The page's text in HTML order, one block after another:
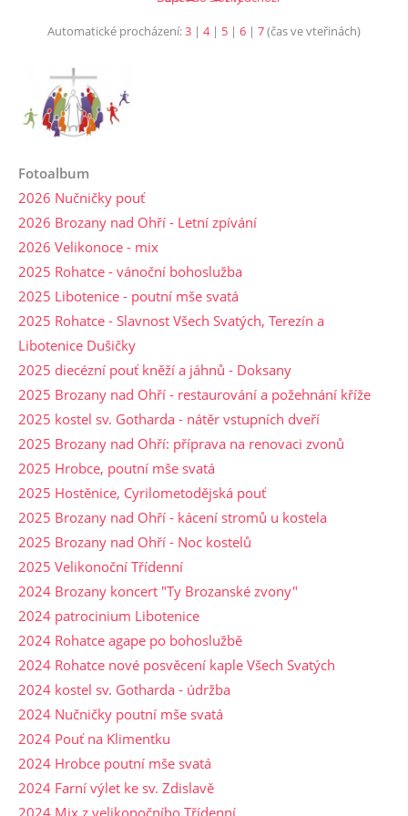
Automatické procházení:3 | 4| 5 | 6 | 7(čas ve vteřinách)
Fotoalbum
2026 Nučničky pouť
2026 Brozany nad Ohří - Letní zpívání
2026 Velikonoce - mix
2025 Rohatce - vánoční bohoslužba
2025 Libotenice - poutní mše svatá
2025 Rohatce - Slavnost Všech Svatých, Terezín a
Libotenice Dušičky
2025 diecézní pouť kněží a jáhnů - Doksany
2025 Brozany nad Ohří - restaurování a požehnání kříže
2025 kostel sv. Gotharda - nátěr vstupních dveří
2025 Brozany nad Ohří: příprava na renovaci zvonů
2025 Hrobce, poutní mše svatá
2025 Hostěnice, Cyrilometodějská pouť
2025 Brozany nad Ohří - kácení stromů u kostela
2025 Brozany nad Ohří - Noc kostelů
2025 Velikonoční Třídenní
2024 Brozany koncert "Ty Brozanské zvony"
2024 patrocinium Libotenice
2024 Rohatce agape po bohoslužbě
2024 Rohatce nové posvěcení kaple Všech Svatých
2024 kostel sv. Gotharda - údržba
2024 Nučničky poutní mše svatá
2024 Pouť na Klimentku
2024 Hrobce poutní mše svatá
2024 Farní výlet ke sv. Zdislavě
2024 Mix z velikonočního Třídenní